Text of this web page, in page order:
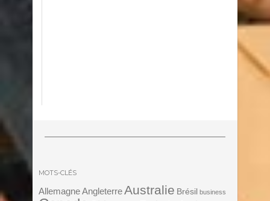
MOTS-CLÉS
Allemagne AngleterreAustralie Brésil business